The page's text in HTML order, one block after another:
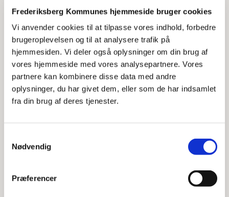
Frederiksberg Kommunes hjemmeside bruger cookies
Vi anvender cookies til at tilpasse vores indhold, forbedre
brugeroplevelsen og til at analysere trafik på
hjemmesiden. Vi deler også oplysninger om din brug af
vores hjemmeside med vores analysepartnere. Vores
partnere kan kombinere disse data med andre
oplysninger, du har givet dem, eller som de har indsamlet
fra din brug af deres tjenester.
Nødvendig
Præferencer
miljøvurdering
Kontakt
Miljø
Telefontid
Mandag - torsdag klokken 9-14
Kun efter forudgående aftale